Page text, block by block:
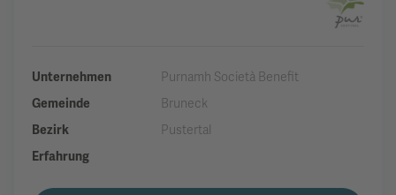
Unternehmen
Purnamh Società Benefit
Gemeinde
Bruneck
Bezirk
Pustertal
Erfahrung